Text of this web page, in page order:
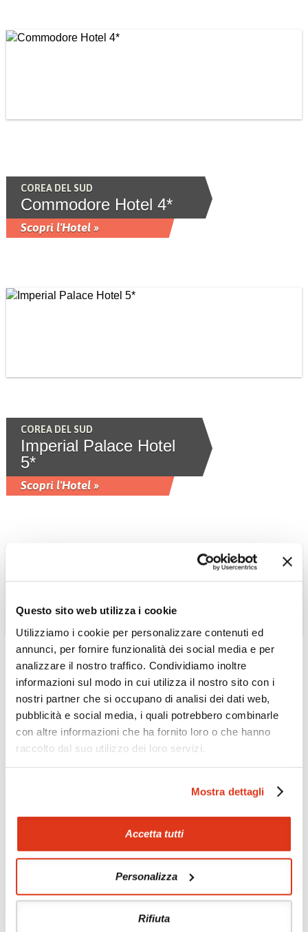
Questo sito web utilizza i cookie
Utilizziamo i cookie per personalizzare contenuti ed
annunci, per fornire funzionalità dei social media e per
analizzare il nostro traffico. Condividiamo inoltre
informazioni sul modo in cui utilizza il nostro sito con i
nostri partner che si occupano di analisi dei dati web,
pubblicità e social media, i quali potrebbero combinarle
con altre informazioni che ha fornito loro o che hanno
raccolto dal suo utilizzo dei loro servizi.
Mostra dettagli
Accetta tutti
Personalizza
Rifiuta
COREA DEL SUD
Commodore Hotel 4*
Scopri l'Hotel »
COREA DEL SUD
Imperial Palace Hotel
5*
Scopri l'Hotel »
COREA DEL SUD
Tmark Grand Hotel 4*
Scopri l'Hotel »